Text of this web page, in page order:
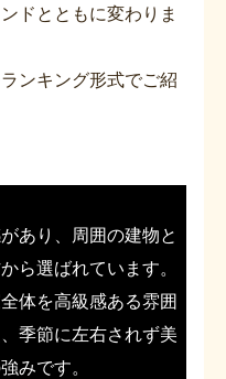
ドとともに変わりま
ンキング形式でご紹
あり、周囲の建物と
ら選ばれています。
体を高級感ある雰囲
季節に左右されず美
みです。